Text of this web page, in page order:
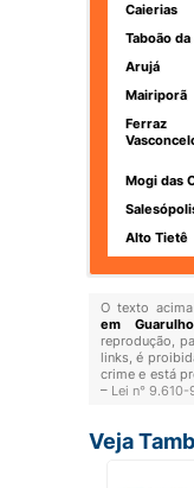
Caierias
Taboão
Arujá
Mairiporã
Mogi das
Alto Tietê
O texto
em
reprodução,
links, é
crime e está
– Lei n°
Veja